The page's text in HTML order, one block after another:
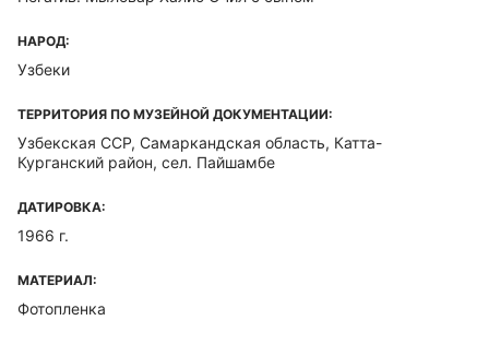
НАРОД:
Узбеки
ТЕРРИТОРИЯ ПО МУЗЕЙНОЙ ДОКУМЕНТАЦИИ:
Узбекская ССР, Самаркандская область, Катта-
Курганский район, сел. Пайшамбе
ДАТИРОВКА:
1966 г.
МАТЕРИАЛ:
Фотопленка